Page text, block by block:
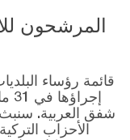
قائمة رؤساء
شفق العربية. سنبث